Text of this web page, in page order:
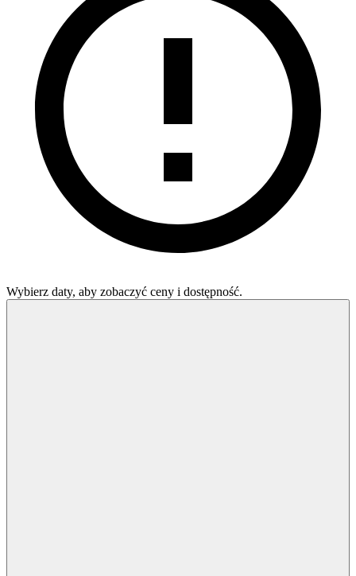
Wybierz daty, aby zobaczyć ceny i dostępność.